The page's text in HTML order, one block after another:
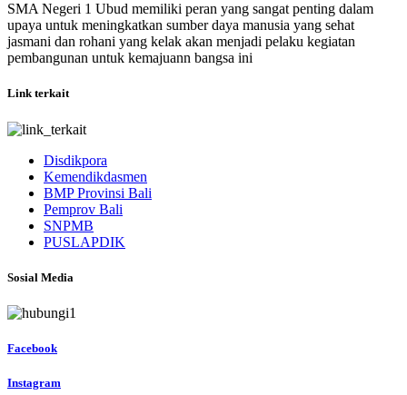
SMA Negeri 1 Ubud memiliki peran yang sangat penting dalam
upaya untuk meningkatkan sumber daya manusia yang sehat
jasmani dan rohani yang kelak akan menjadi pelaku kegiatan
pembangunan untuk kemajuann bangsa ini
Link terkait
Disdikpora
Kemendikdasmen
BMP Provinsi Bali
Pemprov Bali
SNPMB
PUSLAPDIK
Sosial Media
Facebook
Instagram